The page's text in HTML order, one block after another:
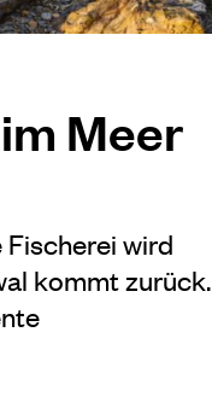
Meer
Fischerei wird
kommt zurück.